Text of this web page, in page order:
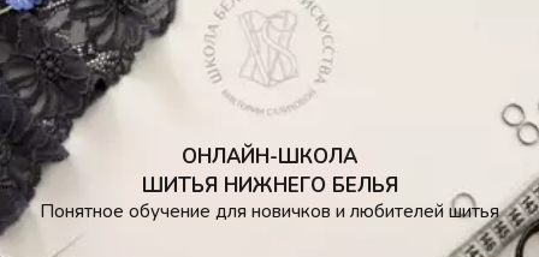
ОНЛАЙН-ШКОЛА
ШИТЬЯ НИЖНЕГО БЕЛЬЯ
Понятное обучение для новичков и любителей шитья